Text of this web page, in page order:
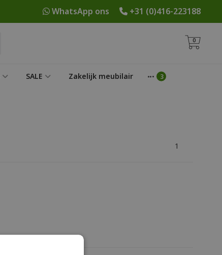
+31 (0)416-223188
WhatsApp ons
0
SALE Zakelijk meubilair
1